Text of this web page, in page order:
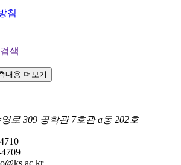
침
색
내용 더보기
로 309 공학관 7호관 a동 202호